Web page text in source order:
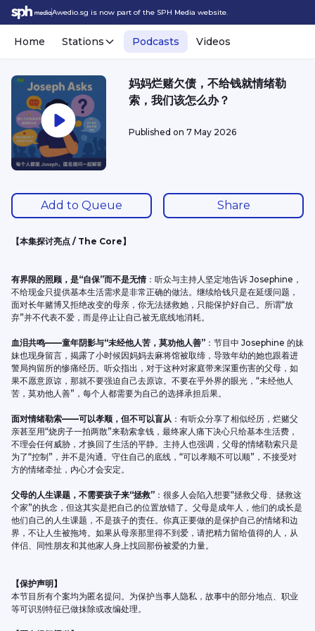
Awedio.sg is now part of the SPH Media website.
Home Stations Podcasts Videos
妈妈烂赌欠债，不给钱就情绪勒
索，我们该怎么办？
Published on 7 May 2026
Add to Queue Share
【本集探讨亮点 / The Core】
有界限的照顾，是“自保”而不是无情 ：听众与主持人坚定地告诉 Josephine，
不给现金只提供基本生活需求是非常正确的做法。继续给钱只是在延缓问题，
面对长年赌博又拒绝改变的母亲，你无法拯救她，只能保护好自己。所谓“放
弃”并不代表不爱，而是停止让自己被无底线地消耗。
血泪共鸣——童年阴影与“未经他人苦，莫劝他人善” ：节目中 Josephine 的妹
妹也现身留言，揭露了小时候因妈妈去麻将馆被取缔，导致年幼的她也跟着进
警局拘留所的惨痛经历。听众指出，对于这种对家庭带来深重伤害的父母，如
果不愿意原谅，那就不要强迫自己去原谅。不要在乎外界的眼光，“未经他人
苦，莫劝他人善”，每个人都需要为自己的选择承担后果。
面对情绪勒索——可以孝顺，但不可以盲从 ：有听众分享了相似经历，烂赌父
亲甚至用“烧房子一拍两散”来勒索拿钱，最终家人痛下决心只给基本生活费，
不理会任何威胁，才换回了生活的平静。主持人也强调，父母的情绪勒索只是
为了“控制”，并不是沟通。守住自己的底线，“可以孝顺不可以顺”，不接受对
方的情绪牵扯，内心才会安定。
父母的人生课题，不需要孩子来“拯救” ：很多人会陷入想要“拯救父母、拯救这
个家”的执念，但这其实是把自己的位置放错了。父母是成年人，他们的成长是
他们自己的人生课题，不是孩子的责任。你真正要做的是保护自己的情绪和边
界，不让人生被拖垮。如果从母亲那里得不到爱，请把精力留给值得的人，从
伴侣、同性朋友和其他家人身上找回那份被爱的力量。
【保护声明】
本节目所有个案均为匿名提问。为保护当事人隐私，故事中的部分地点、职业
等可识别特征已做抹除或改编处理。